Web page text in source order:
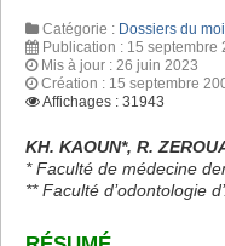
Catégorie : Dossiers du
Publication : 15 septembre
Mis à jour : 26 juin 2023
Création : 15 septembre
Affichages : 31943
KH. KAOUN*, R.
* Faculté de médecine
** Faculté d’odontologie